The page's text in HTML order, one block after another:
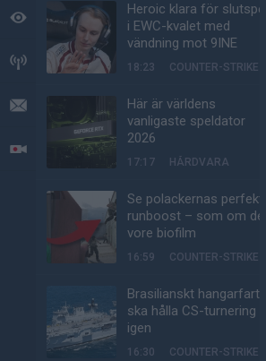
BEVAKAT
HÄNDELSER
LIVESÄNDNINGAR
Heroic klara för slutspel
i EWC-kvalet med
vändning mot 9INE
18:23 COUNTER-STRIKE
Här är världens
vanligaste speldator
2026
17:17 HÅRDVARA
Se polackernas perfekta
runboost – som om det
vore biofilm
16:59 COUNTER-STRIKE
Brasilianskt hangarfartyg
ska hålla CS-turnering –
igen
16:30 COUNTER-STRIKE